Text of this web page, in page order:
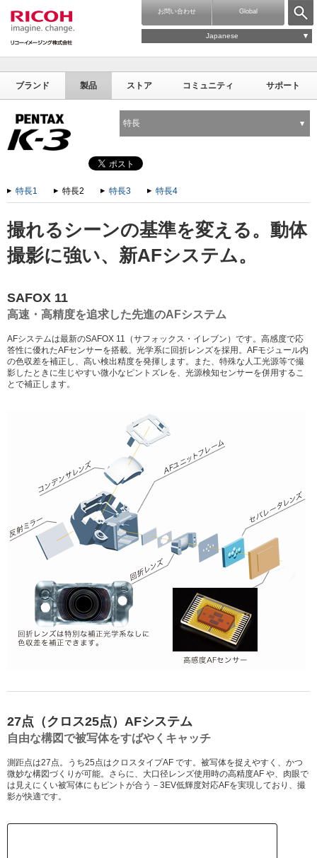
お問い合わせ Global
Japanese
ブランド 製品 ストア コミュニティ サポート
特長
特長1 特長2 特長3 特長4
撮れるシーンの基準を変える。動体
撮影に強い、新AFシステム。
SAFOX 11
高速・高精度を追求した先進のAFシステム
AFシステムは最新のSAFOX 11（サフォックス・イレブン）です。高感度で応
答性に優れたAFセンサーを搭載。光学系に回折レンズを採用。AFモジュール内
の色収差を補正し、高い検出精度を発揮します。また、特殊な人工光源等で撮
影したときに生じやすい微小なピントズレを、光源検知センサーを併用するこ
とで補正します。
27点（クロス25点）AFシステム
自由な構図で被写体をすばやくキャッチ
測距点は27点。うち25点はクロスタイプAF です。被写体を捉えやすく、かつ
微妙な構図づくりが可能。さらに、大口径レンズ使用時の高精度AF や、肉眼で
は見えにくい被写体にもピントが合う－3EV低輝度対応AFを実現しており、撮
影が快適です。